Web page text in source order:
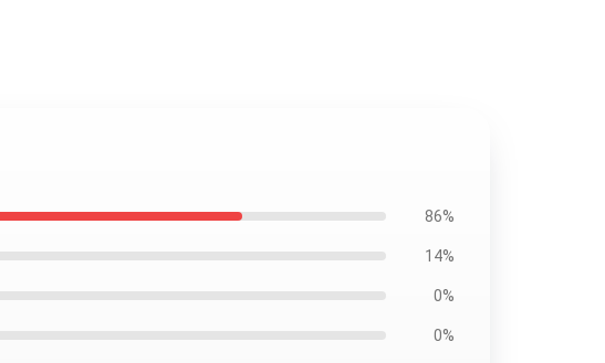
86%
14%
0%
0%